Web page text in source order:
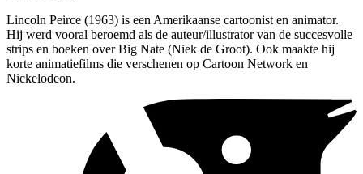
Lincoln Peirce (1963) is een Amerikaanse cartoonist en animator.
Hij werd vooral beroemd als de auteur/illustrator van de succesvolle
strips en boeken over Big Nate (Niek de Groot). Ook maakte hij
korte animatiefilms die verschenen op Cartoon Network en
Nickelodeon.